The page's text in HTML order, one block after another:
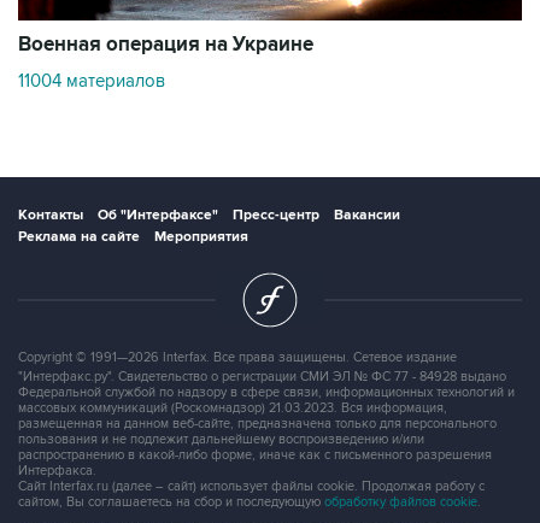
Военная операция на Украине
11004 материалов
Контакты Об "Интерфаксе" Пресс-центр
Вакансии
Реклама на сайте
Мероприятия
Copyright © 1991—2026 Interfax. Все права защищены. Сетевое издание
"Интерфакс.ру". Свидетельство о регистрации СМИ ЭЛ № ФС 77 - 84928 выдано
Федеральной службой по надзору в сфере связи, информационных технологий и
массовых коммуникаций (Роскомнадзор) 21.03.2023. Вся информация,
размещенная на данном веб-сайте, предназначена только для персонального
пользования и не подлежит дальнейшему воспроизведению и/или
распространению в какой-либо форме, иначе как с письменного разрешения
Интерфакса.
Сайт Interfax.ru (далее – сайт) использует файлы cookie. Продолжая работу с
сайтом, Вы соглашаетесь на сбор и последующую обработку файлов cookie